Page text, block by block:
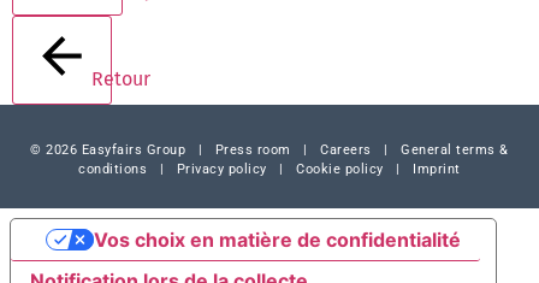
Retour
© 2026 Easyfairs Group Press room |Careers |General terms &
conditions
Privacy policy |Cookie policy Imprint
Vos choix en matière de confidentialité